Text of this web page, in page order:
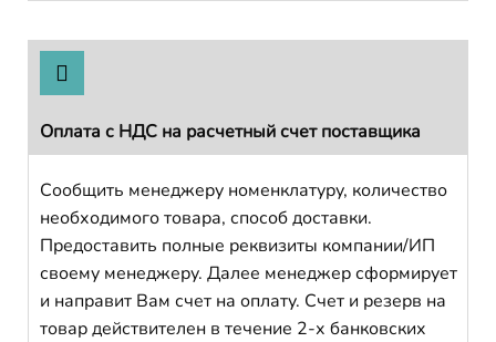
Оплата с НДС на расчетный счет поставщика
Сообщить менеджеру номенклатуру, количество
необходимого товара, способ доставки.
Предоставить полные реквизиты компании/ИП
своему менеджеру. Далее менеджер сформирует
и направит Вам счет на оплату. Счет и резерв на
товар действителен в течение 2-х банковских